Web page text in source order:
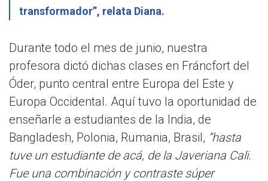
transformador”, relata Diana.
Durante todo el mes de junio, nuestra
profesora dictó dichas clases en Fráncfort del
Óder, punto central entre Europa del Este y
Europa Occidental. Aquí tuvo la oportunidad de
enseñarle a estudiantes de la India, de
Bangladesh, Polonia, Rumania, Brasil, “hasta
tuve un estudiante de acá, de la Javeriana Cali.
Fue una combinación y contraste súper